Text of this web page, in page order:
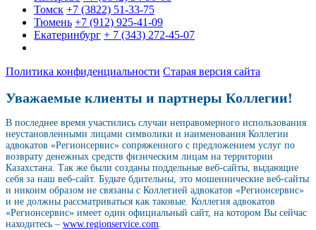
Томск +7 (3822) 51-33-75
Тюмень +7 (912) 925-41-09
Екатеринбург + 7 (343) 272-45-07
Политика конфиденциальности Старая версия сайта
Уважаемые клиенты и партнеры Коллегии!
В последнее время участились случаи неправомерного использования
неустановленными лицами символики и наименования Коллегии
адвокатов «Регионсервис» сопряженного с предложением услуг по
возврату денежных средств физическим лицам на территории
Казахстана. Так же были созданы поддельные веб-сайты, выдающие
себя за наш веб-сайт. Будьте бдительны, это мошеннические веб-сайты
и никоим образом не связаны с Коллегией адвокатов «Регионсервис»
и не должны рассматриваться как таковые. Коллегия адвокатов
«Регионсервис» имеет один официальный сайт, на котором Вы сейчас
находитесь – www.regionservice.com